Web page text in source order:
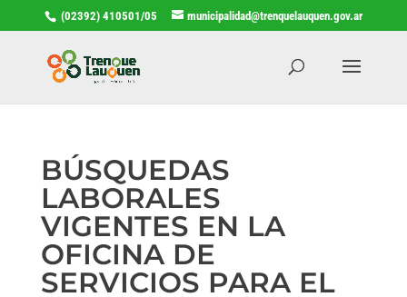
(02392) 410501/05 municipalidad@trenquelauquen.gov.ar
BÚSQUEDAS
LABORALES
VIGENTES EN LA
OFICINA DE
SERVICIOS PARA EL